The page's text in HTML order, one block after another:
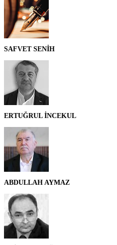
SAFVET SENİH
ERTUĞRUL İNCEKUL
ABDULLAH AYMAZ